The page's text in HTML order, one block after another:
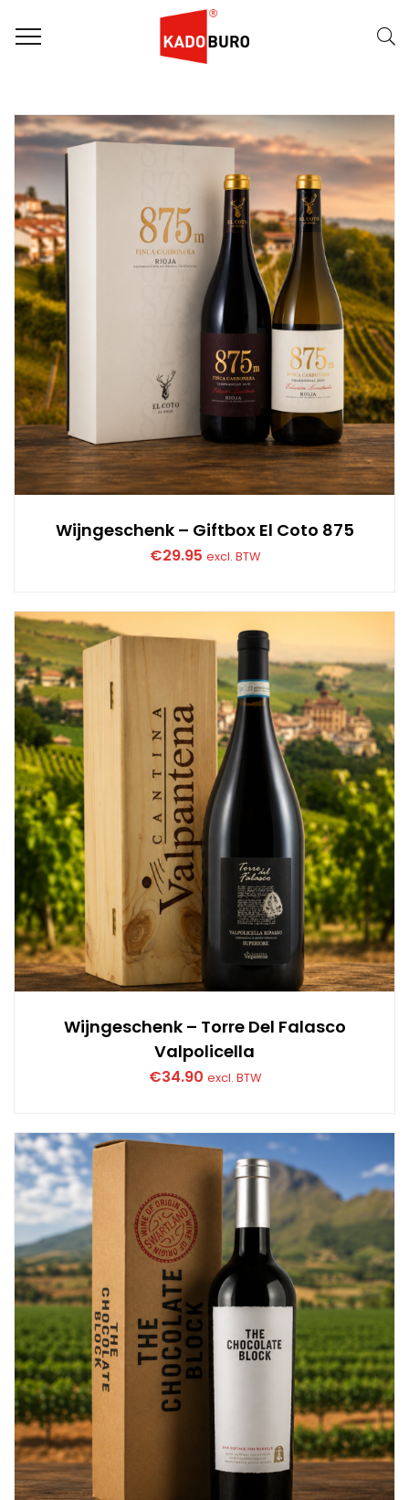
Naam (A-Z) FILTER
Wijngeschenk – Giftbox El Coto 875
€29.95 excl. BTW
Wijngeschenk – Torre Del Falasco
Valpolicella
€34.90 excl. BTW